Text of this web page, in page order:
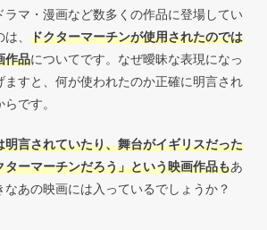
ラマ・漫画など数多くの作品に登場してい
、 ドクターマーチンが使用されたのでは
作品についてです。なぜ曖昧な表現になっ
ますと、何が使われたのか正確に明言され
です。
明言されていたり、舞台がイギリスだった
ターマーチンだろう」という映画作品もあ
なあの映画には入っているでしょうか？